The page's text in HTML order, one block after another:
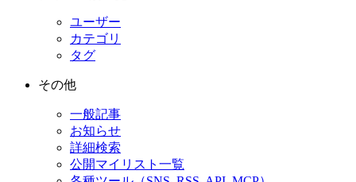
ユーザー
カテゴリ
タグ
その他
一般記事
お知らせ
詳細検索
公開マイリスト一覧